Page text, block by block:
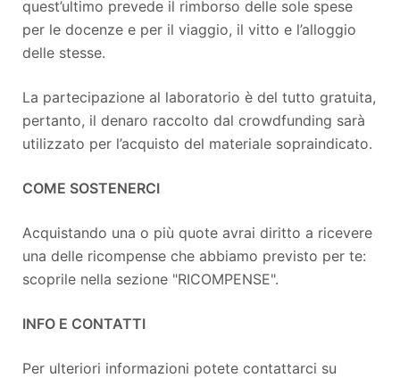
quest’ultimo prevede il rimborso delle sole spese
per le docenze e per il viaggio, il vitto e l’alloggio
delle stesse.
La partecipazione al laboratorio è del tutto gratuita,
pertanto, il denaro raccolto dal crowdfunding sarà
utilizzato per l’acquisto del materiale sopraindicato.
COME SOSTENERCI
Acquistando una o più quote avrai diritto a ricevere
una delle ricompense che abbiamo previsto per te:
scoprile nella sezione "RICOMPENSE".
INFO E CONTATTI
Per ulteriori informazioni potete contattarci su